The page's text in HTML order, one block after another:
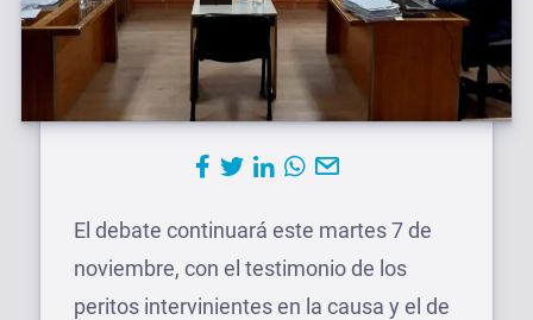
El debate continuará este martes 7 de
noviembre, con el testimonio de los
peritos intervinientes en la causa y el de